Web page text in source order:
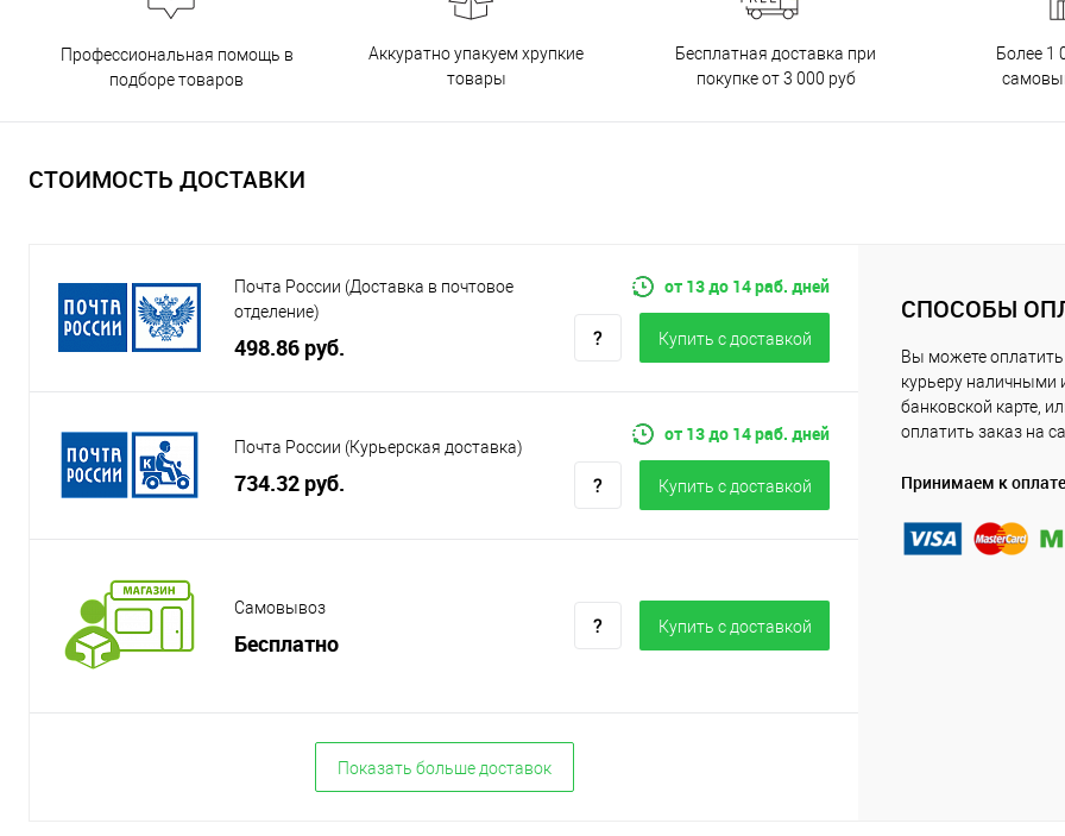
Профессиональная помощь в
подборе товаров
Аккуратно упакуем хрупкие
товары
Бесплатная доставка при
покупке от 3 000 руб
Более 1
СТОИМОСТЬ ДОСТАВКИ
Почта России (Доставка в почтовое
отделение)
498.86 руб.
от 13 до 14 раб. дней
Купить c доставкой
Почта России (Курьерская доставка)
734.32 руб.
от 13 до 14 раб. дней
Купить c доставкой
Самовывоз
Бесплатно
Купить c доставкой
Показать больше доставок
СПОСОБЫ
Вы можете оплатить
курьеру наличными
банковской карте,
оплатить заказ на
Принимаем к оплате